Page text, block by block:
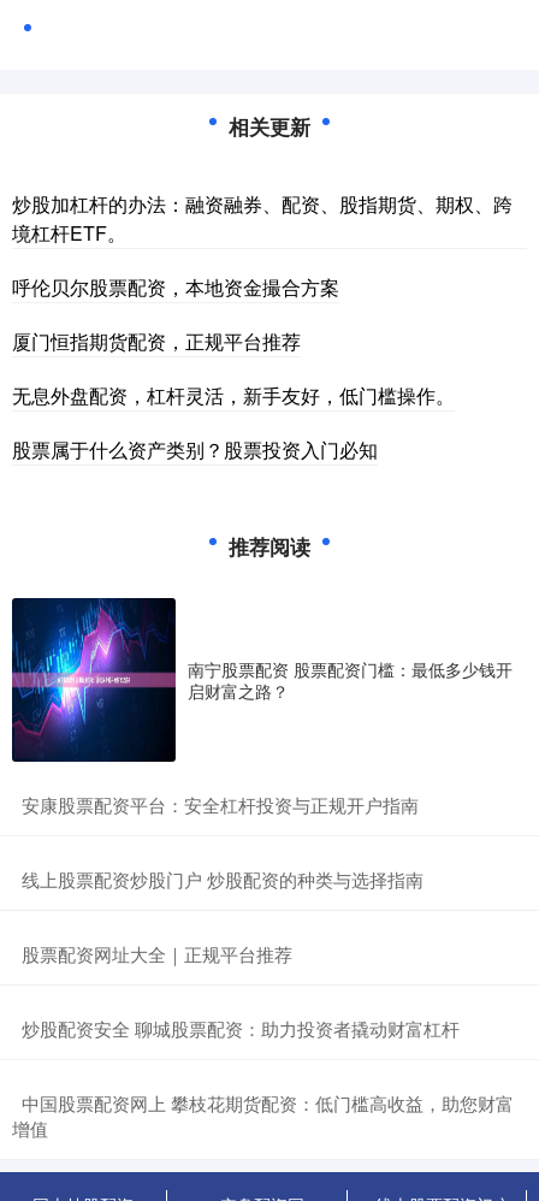
相关更新
炒股加杠杆的办法：融资融券、配资、股指期货、期权、跨
境杠杆ETF。
呼伦贝尔股票配资，本地资金撮合方案
厦门恒指期货配资，正规平台推荐
无息外盘配资，杠杆灵活，新手友好，低门槛操作。
股票属于什么资产类别？股票投资入门必知
推荐阅读
南宁股票配资 股票配资门槛：最低多少钱开
启财富之路？
​安康股票配资平台：安全杠杆投资与正规开户指南
​线上股票配资炒股门户 炒股配资的种类与选择指南
​股票配资网址大全｜正规平台推荐
​炒股配资安全 聊城股票配资：助力投资者撬动财富杠杆
​中国股票配资网上 攀枝花期货配资：低门槛高收益，助您财富
增值